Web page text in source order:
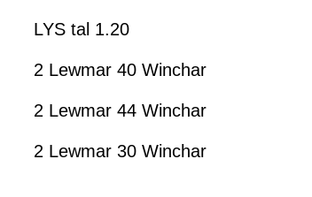
LYS tal 1.20
2 Lewmar 40 Winchar
2 Lewmar 44 Winchar
2 Lewmar 30 Winchar